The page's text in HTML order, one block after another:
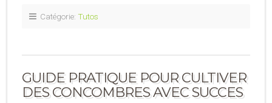
Catégorie: Tutos
GUIDE PRATIQUE POUR CULTIVER
DES CONCOMBRES AVEC SUCCES